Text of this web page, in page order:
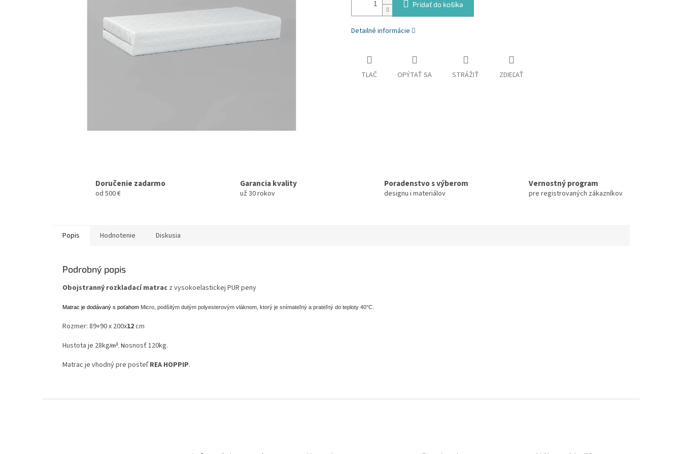
Pridať do košíka
Detailné informácie
TLAČ OPÝTAŤ SA STRÁŽIŤ ZDIEĽAŤ
Doručenie zadarmo
od 500 €
Garancia kvality
už 30 rokov
Poradenstvo s výberom
designu i materiálov
Vernostný program
pre registrovaných zákazníkov
Popis Hodnotenie Diskusia
Podrobný popis
Obojstranný rozkladací matrac z vysokoelastickej PUR peny
Matrac je dodávaný s poťahom Micro, podšitým dutým polyesterovým vláknom, ktorý je snímateľný a prateľný do teploty 40°C.
Rozmer: 89+90 x 200x12cm
Hustota je 28kg/m3 . Nosnosť 120kg.
Matrac je vhodný pre posteľ REA HOPPIP.